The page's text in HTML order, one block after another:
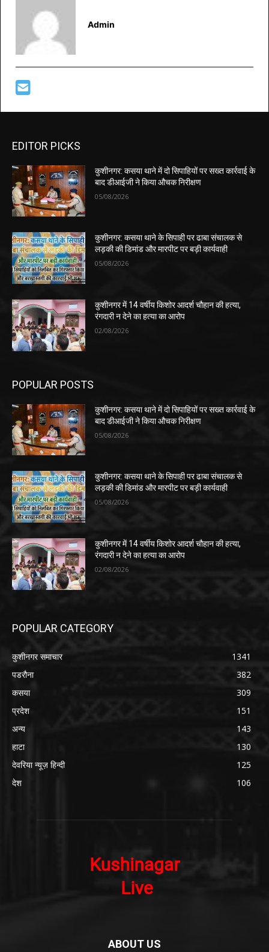
Admin
EDITOR PICKS
कुशीनगर: कसया थाने में दो सिपाहियों पर सख्त कार्रवाई के
बाद डीआईजी ने किया औचक निरीक्षण
05/08/2026
कुशीनगर: कसया थाने के सिपाही पर ढाबा संचालक से
लड़की की डिमांड और मारपीट पर बड़ी कार्यवाही
05/08/2026
कुशीनगर में 14 वर्षीय किशोर आदर्श चौहान की हत्या,
रंगदारी न देने का हत्या का आरोप
02/08/2026
POPULAR POSTS
कुशीनगर: कसया थाने में दो सिपाहियों पर सख्त कार्रवाई के
बाद डीआईजी ने किया औचक निरीक्षण
05/08/2026
कुशीनगर: कसया थाने के सिपाही पर ढाबा संचालक से
लड़की की डिमांड और मारपीट पर बड़ी कार्यवाही
05/08/2026
कुशीनगर में 14 वर्षीय किशोर आदर्श चौहान की हत्या,
रंगदारी न देने का हत्या का आरोप
02/08/2026
POPULAR CATEGORY
कुशीनगर समाचार
1341
पडरौना
382
कसया
309
प्रदेश
151
अन्य
143
हाटा
130
देवरिया न्यूज़ हिन्दी
125
देश
106
ABOUT US